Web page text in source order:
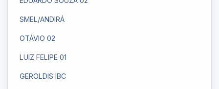
SMEL/ANDIRÁ
OTÁVIO 02
LUIZ FELIPE 01
GEROLDIS IBC